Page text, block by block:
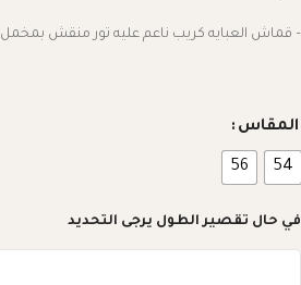
– قماش العبايه كريب ناعم عليه تور منقش بمخمل
المقاس
54
56
في حال تقصير الطول يرجى التحديد